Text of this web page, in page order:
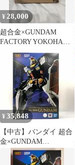
¥ 28,000
超合金×GUNDAM
FACTORY YOKOHAMA
RX-78F00 新品
¥ 35,848
【中古】バンダイ 超合
金×GUNDAM
FACTORY YOKOHAMA
RX-78F00 GUNDAM 機